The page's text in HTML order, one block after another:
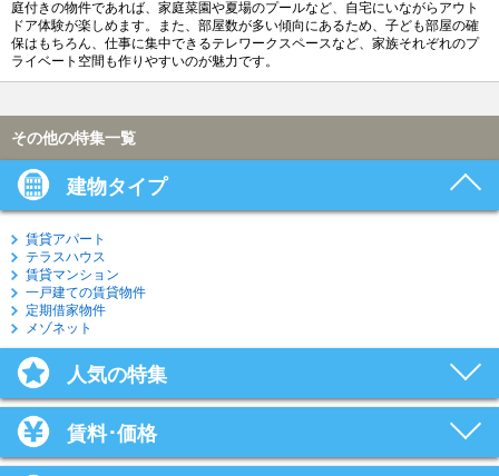
庭付きの物件であれば、家庭菜園や夏場のプールなど、自宅にいながらアウト
ドア体験が楽しめます。また、部屋数が多い傾向にあるため、子ども部屋の確
保はもちろん、仕事に集中できるテレワークスペースなど、家族それぞれのプ
ライベート空間も作りやすいのが魅力です。
その他の特集一覧
建物タイプ
賃貸アパート
テラスハウス
賃貸マンション
一戸建ての賃貸物件
定期借家物件
メゾネット
人気の特集
賃料･価格